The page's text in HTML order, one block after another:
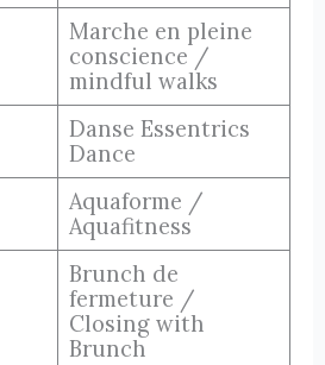
Marche en pleine
conscience /
mindful walks
Danse Essentrics
Dance
Aquaforme /
Aquafitness
Brunch de
fermeture /
Closing with
Brunch